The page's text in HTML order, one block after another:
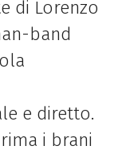
di Lorenzo
band
e diretto.
i brani